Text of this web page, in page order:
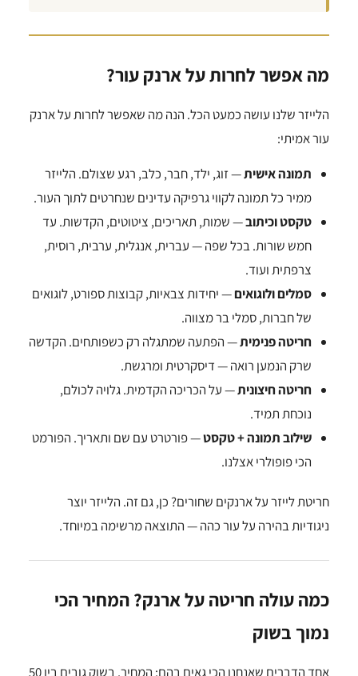
מה אפשר לחרות על ארנק עור?
הלייזר שלנו עושה כמעט הכל. הנה מה שאפשר לחרות על ארנק
עור אמיתי:
תמונה אישית— זוג, ילד, חבר, כלב, רגע שצולם. הלייזר
ממיר כל תמונה לקווי גרפיקה עדינים שנחרטים לתוך העור.
טקסט וכיתוב— שמות, תאריכים, ציטוטים, הקדשות. עד
חמש שורות. בכל שפה — עברית, אנגלית, ערבית, רוסית,
צרפתית ועוד.
סמלים ולוגואים— יחידות צבאיות, קבוצות ספורט, לוגואים
של חברות, סמלי בר מצווה.
חריטה פנימית— הפתעה שמתגלה רק כשפותחים. הקדשה
שרק הנמען רואה — דיסקרטית ומרגשת.
חריטה חיצונית— על הכריכה הקדמית. גלויה לכולם,
נוכחת תמיד.
שילוב תמונה + טקסט— פורטרט עם שם ותאריך. הפורמט
הכי פופולרי אצלנו.
חריטת לייזר על ארנקים שחורים? כן, גם זה. הלייזר יוצר
ניגודיות בהירה על עור כהה — התוצאה מרשימה במיוחד.
כמה עולה חריטה על ארנק? המחיר הכי
נמוך בשוק
אחד הדברים שאנחנו הכי גאים בהם: המחיר. בשוק גובים בין 50